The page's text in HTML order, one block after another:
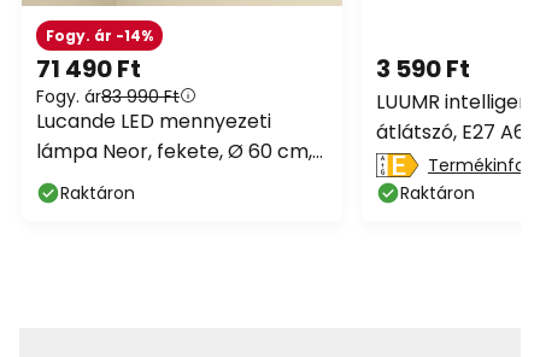
71 490 Ft
Fogy. ár83 990 Ft
Fogy. ár -14%
Lucande LED mennyezeti
lámpa Neor, fekete, Ø 60 cm,
CCT, dimmelhető
Raktáron
3 590 Ft
LUUMR
átlátszó, E27
WLAN CCT
Raktáron